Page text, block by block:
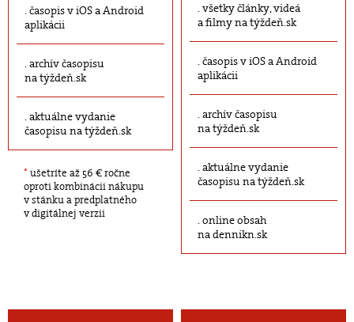
časopis v iOS a Android
aplikácii
archív časopisu
na týždeň.sk
aktuálne vydanie
časopisu na týždeň.sk
* ušetríte až 56 € ročne
oproti kombinácii nákupu
v stánku a predplatného
v digitálnej verzii
všetky články, videá
a filmy na týždeň.sk
časopis v iOS a Android
aplikácii
archív časopisu
na týždeň.sk
aktuálne vydanie
časopisu na týždeň.sk
online obsah
na dennikn.sk